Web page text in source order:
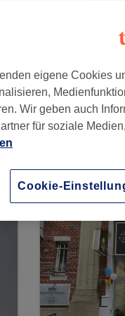
Ihrer Nähe zu
eigene Cookies
Wir geben auch
für soziale
Cookie-